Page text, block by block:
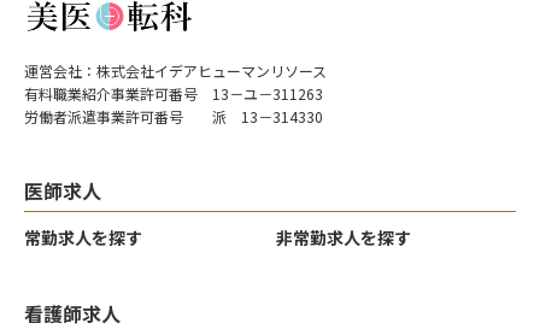
す。
運営会社：株式会社イデアヒューマンリソース
有料職業紹介事業許可番号 13－ユ－311263
労働者派遣事業許可番号 派 13－314330
医師求人
常勤求人を探す 非常勤求人を探す
看護師求人